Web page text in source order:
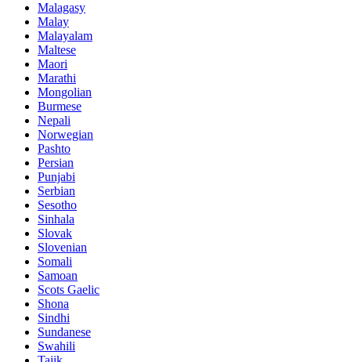
Malagasy
Malay
Malayalam
Maltese
Maori
Marathi
Mongolian
Burmese
Nepali
Norwegian
Pashto
Persian
Punjabi
Serbian
Sesotho
Sinhala
Slovak
Slovenian
Somali
Samoan
Scots Gaelic
Shona
Sindhi
Sundanese
Swahili